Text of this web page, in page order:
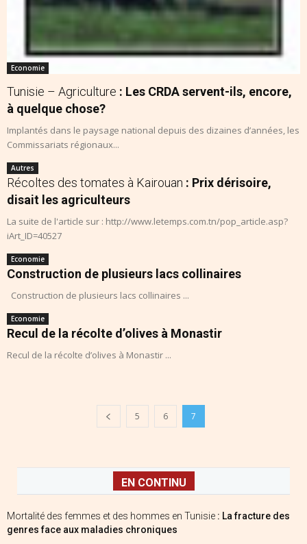
Economie
Tunisie – Agriculture : Les CRDA servent-ils, encore,
à quelque chose?
Implantés dans le paysage national depuis des dizaines d’années, les
Commissariats régionaux...
Autres
Récoltes des tomates à Kairouan : Prix dérisoire,
disait les agriculteurs
La suite de l'article sur : http://www.letemps.com.tn/pop_article.asp?
iArt_ID=40527
Economie
Construction de plusieurs lacs collinaires
Construction de plusieurs lacs collinaires ...
Economie
Recul de la récolte d’olives à Monastir
Recul de la récolte d’olives à Monastir ...
5 6 7
EN CONTINU
Mortalité des femmes et des hommes en Tunisie : La fracture des
genres face aux maladies chroniques